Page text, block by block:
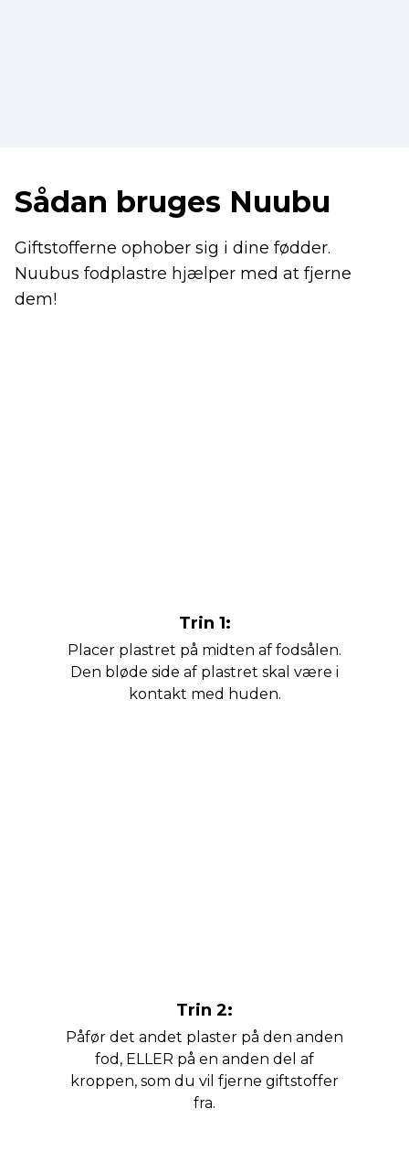
Sådan bruges Nuubu
Giftstofferne ophober sig i dine fødder.
Nuubus fodplastre hjælper med at fjerne
dem!
Trin 1:
Placer plastret på midten af fodsålen.
Den bløde side af plastret skal være i
kontakt med huden.
Trin 2:
Påfør det andet plaster på den anden
fod, ELLER på en anden del af
kroppen, som du vil fjerne giftstoffer
fra.